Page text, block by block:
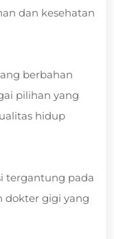
dan kesehatan
berbahan
pilihan yang
hidup
tergantung pada
dokter gigi yang